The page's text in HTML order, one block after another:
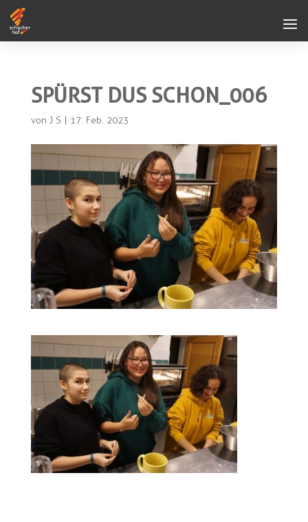
SPÜRST DUS SCHON_006
von J S | 17. Feb. 2023